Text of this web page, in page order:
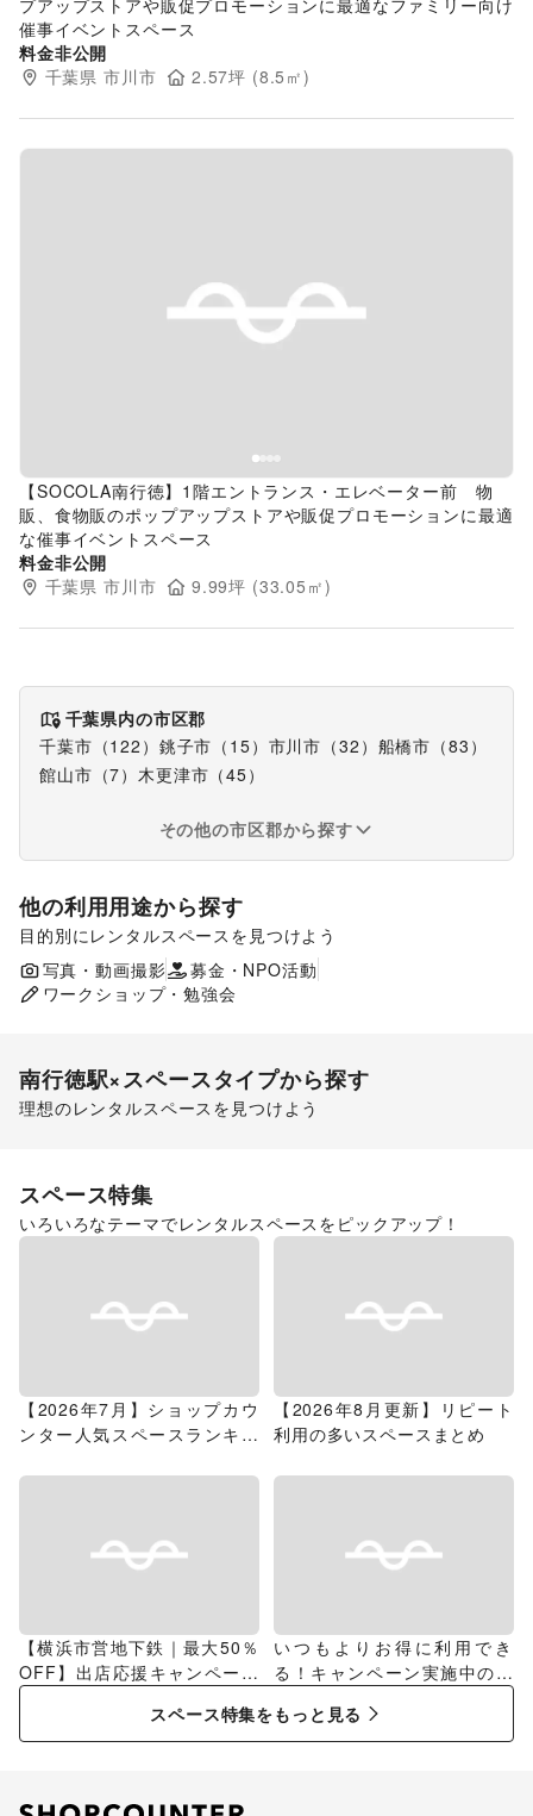
プアップストアや販促プロモーションに最適なファミリー向け
催事イベントスペース
料金非公開
千葉県 市川市 2.57坪 (8.5 ㎡)
Previous slide
【SOCOLA南行徳】1階エントランス・エレベーター前 物
販、食物販のポップアップストアや販促プロモーションに最適
な催事イベントスペース
料金非公開
千葉県 市川市 9.99坪 (33.05 ㎡)
千葉県内の市区郡
千葉市（122） 銚子市（15） 市川市（32） 船橋市（83）
館山市（7）木更津市（45）
その他の市区郡から探す
他の利用用途から探す
目的別にレンタルスペースを見つけよう
ポップアップストア
食品販売 販促イベント
写真・動画撮影
募金・NPO活動
ワークショップ・勉強会
南行徳駅×スペースタイプから探す
理想のレンタルスペースを見つけよう
スペース特集
いろいろなテーマでレンタルスペースをピックアップ！
【2026年7月】ショップカウ
ンター人気スペースランキン
【2026年8月更新】リピート
利用の多いスペースまとめ
【横浜市営地下鉄｜最大50％
OFF】出店応援キャンペーン
特集
いつもよりお得に利用でき
る！キャンペーン実施中のス
スペース特集をもっと見る